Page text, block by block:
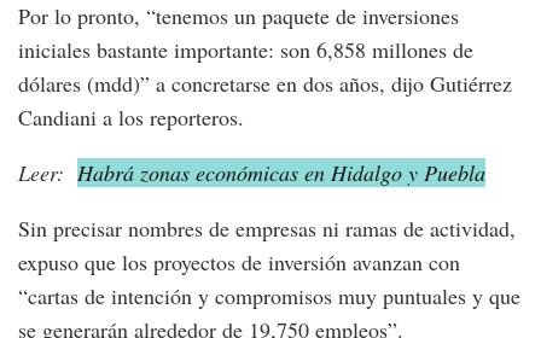
Por lo pronto, “tenemos un paquete de inversiones
iniciales bastante importante: son 6,858 millones de
dólares (mdd)” a concretarse en dos años, dijo Gutiérrez
Candiani a los reporteros.
Leer: Habrá zonas económicas en Hidalgo y Puebla
Sin precisar nombres de empresas ni ramas de actividad,
expuso que los proyectos de inversión avanzan con
“cartas de intención y compromisos muy puntuales y que
se generarán alrededor de 19,750 empleos”.